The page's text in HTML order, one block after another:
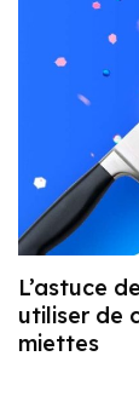
L’astuce
utiliser de
miettes